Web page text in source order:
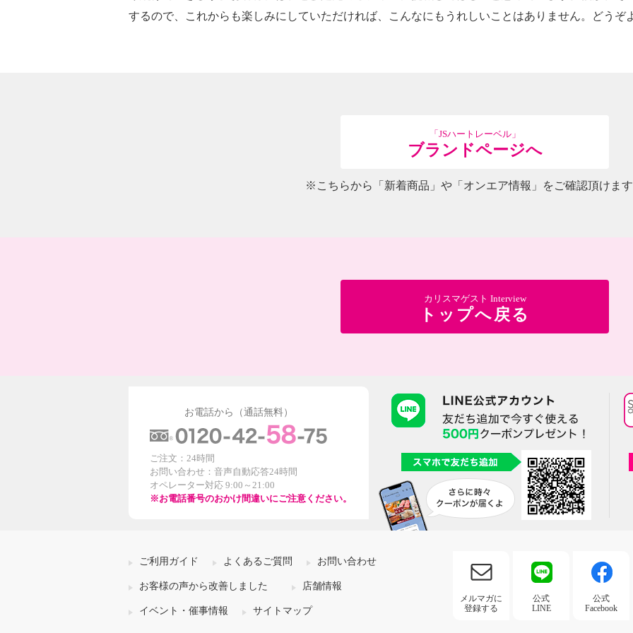
するので、これからも楽しみにしていただければ、こんなにもうれしいことはありません。どうぞ
「JSハートレーベル」
ブランドページへ
※こちらから「新着商品」や「オンエア情報」をご確認頂けます
カリスマゲスト Interview
トップへ戻る
お電話から（通話無料）
ご注文：24時間
お問い合わせ：音声自動応答24時間
オペレーター対応 9:00～21:00
※お電話番号のおかけ間違いにご注意ください。
ご利用ガイド よくあるご質問 お問い合わせ
お客様の声から改善しました 店舗情報
イベント・催事情報 サイトマップ
メルマガに
登録する
公式
LINE
公式
Facebook